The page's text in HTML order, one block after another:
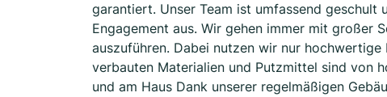
garantiert. Unser Team ist umfassend geschult
Engagement aus. Wir gehen immer mit großer
auszuführen. Dabei nutzen wir nur
verbauten Materialien und Putzmittel sind von
und am Haus Dank unserer regelmäßigen